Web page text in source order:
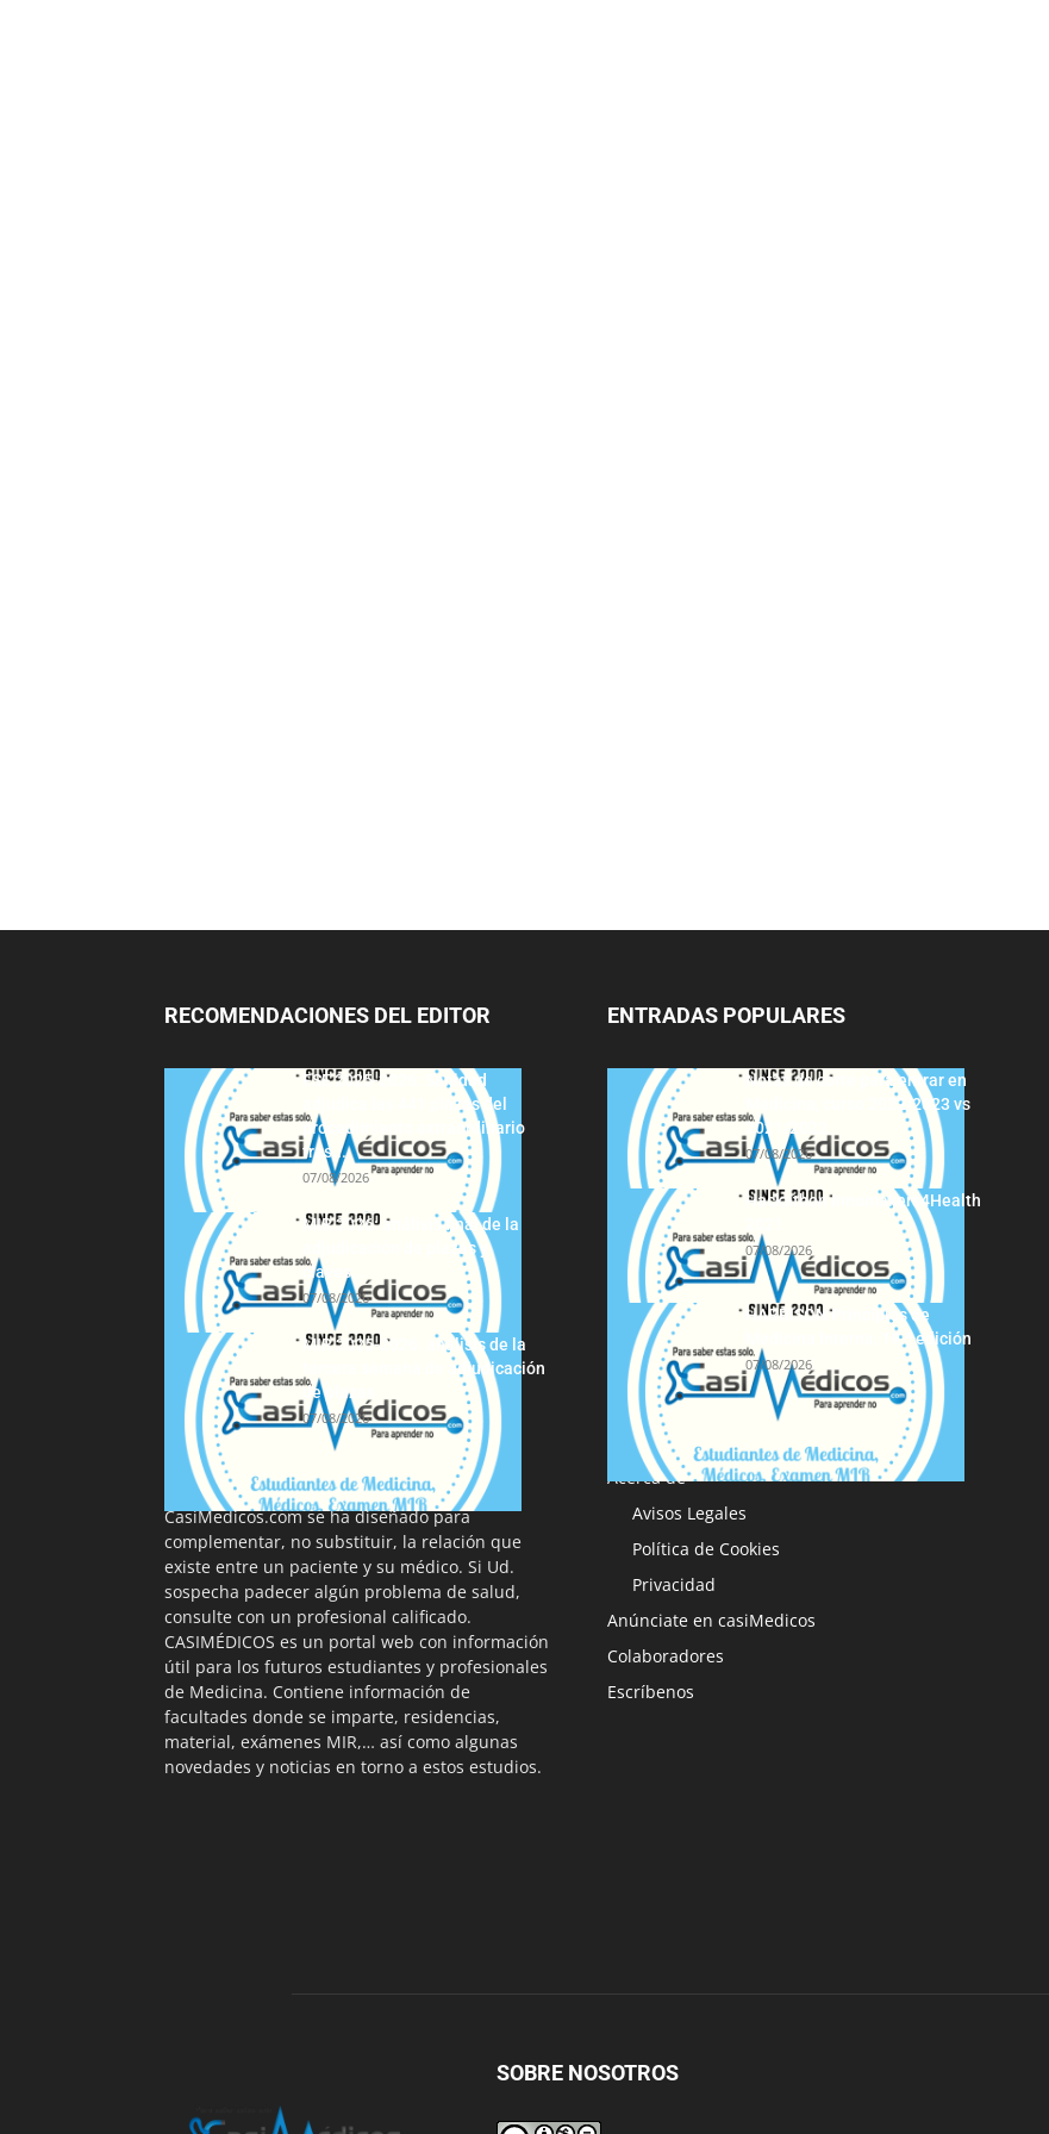
RECOMENDACIONES DEL EDITOR
FSE 2025-2026: Sanidad
adjudica las 441 plazas del
procedimiento extraordinario
tras...
07/08/2026
MIR 2026: análisis final de la
adjudicación de plazas y
claves...
07/08/2026
MIR 2025-2026: análisis de la
tercera semana de adjudicación
de plazas
07/08/2026
La información proporcionada en
CasiMedicos.com se ha diseñado para
complementar, no substituir, la relación que
existe entre un paciente y su médico. Si Ud.
sospecha padecer algún problema de salud,
consulte con un profesional calificado.
CASIMÉDICOS es un portal web con información
útil para los futuros estudiantes y profesionales
de Medicina. Contiene información de
facultades donde se imparte, residencias,
material, exámenes MIR,… así como algunas
novedades y noticias en torno a estos estudios.
ENTRADAS POPULARES
Notas de corte para entrar en
Medicina, curso 2022/2023 vs
2021/2022
07/08/2026
Hackathon Innomakers4Health
07/08/2026
HARRISON Principios de
Medicina Interna, 19.ª edición
07/08/2026
Acerca de
Avisos Legales
Política de Cookies
Privacidad
Anúnciate en casiMedicos
Colaboradores
Escríbenos
SOBRE NOSOTROS